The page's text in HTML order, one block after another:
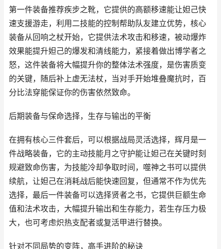
第一件装备推荐疾步之靴，它提供的高额移速能让妲己快
速支援游走，利用二技能的控制帮助队友建立优势，核心
装备从回响之杖开始，它提供法术攻击和移速，被动爆炸
效果能提升妲己的爆发和清线能力，紧接着做出博学者之
怒，这件装备将大幅提升你的整体法术强度，是伤害质变
的关键，随后补上虚无法杖，当对手开始堆叠魔抗时，百
分比法穿能保证你的伤害依然致命。
后期装备与保命选择，生存与输出的平衡
在拥有核心三件套后，可以根据战局灵活选择，辉月是一
件战略装备，它的主动技能月之守护能让妲己在关键时刻
规避致命伤害，为技能冷却争取时间，噬神之书可以提供
续航，让妲己在消耗战后能快速回复，但通常不作为优先
选择，最后一件装备可以选择贤者之书，它提供巨额生命
值和法术攻击，大幅提升输出和生存能力，若生存压力极
大，也可考虑炽热支配者或复活甲进行替换。
针对不同局势的变阵，高手进阶的秘诀